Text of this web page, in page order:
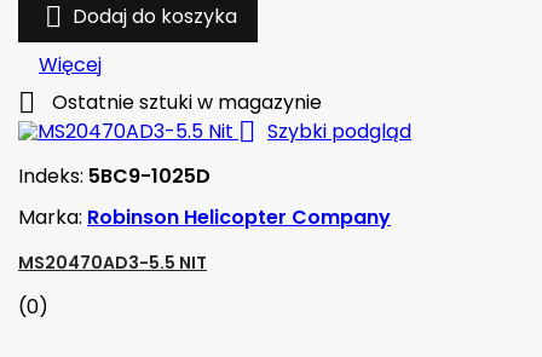
 Dodaj do koszyka
Więcej
 Ostatnie sztuki w magazynie
 Szybki podgląd
Indeks: 5BC9-1025D
Marka: Robinson Helicopter Company
MS20470AD3-5.5 NIT
(0)